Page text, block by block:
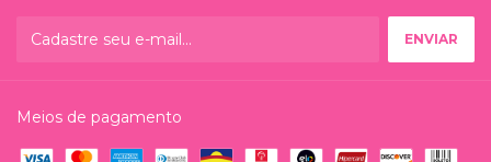
Meios de pagamento